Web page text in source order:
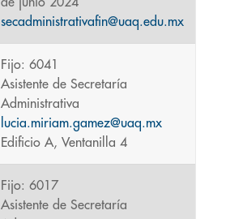
secadministrativafin@uaq.edu.mx
Fijo: 6041
Asistente de Secretaría
Administrativa
lucia.miriam.gamez@uaq.mx
Edificio A, Ventanilla 4
Fijo: 6017
Asistente de Secretaría